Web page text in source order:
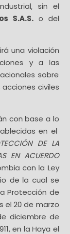
sin el
S.A.S.o del
una violación
y a las
sobre
civiles
con base a lo
en el
DE LA
EN ACUERDO
con la Ley
de la cual se
Protección de
el 20 de marzo
diciembre de
en la Haya el